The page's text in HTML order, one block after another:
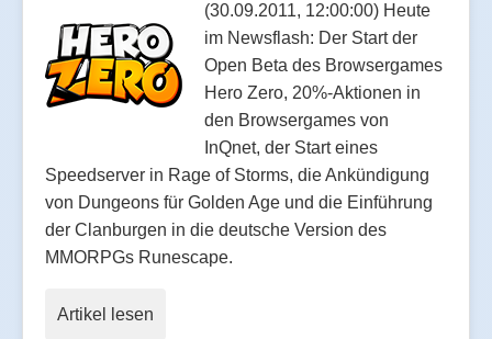
(30.09.2011, 12:00:00) Heute
im Newsflash: Der Start der
Open Beta des Browsergames
Hero Zero, 20%-Aktionen in
den Browsergames von
InQnet, der Start eines
Speedserver in Rage of Storms, die Ankündigung
von Dungeons für Golden Age und die Einführung
der Clanburgen in die deutsche Version des
MMORPGs Runescape.
Artikel lesen